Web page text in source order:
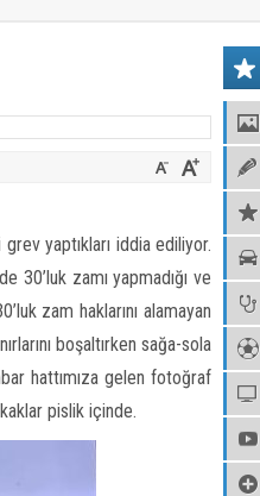
yaptıkları iddia ediliyor.
zamı yapmadığı ve
zam haklarını alamayan
boşaltırken sağa-sola
hattımıza gelen fotoğraf
pislik içinde.